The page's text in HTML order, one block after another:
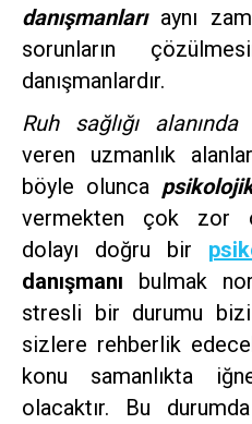
danışmanlarıaynı
sorunların
danışmanlardır.
Ruh sağlığı alanında
veren uzmanlık
böyle olunca
vermekten çok zor
dolayı doğru bir
danışmanı bulmak
stresli bir durumu
sizlere rehberlik
konu samanlıkta
olacaktır. Bu